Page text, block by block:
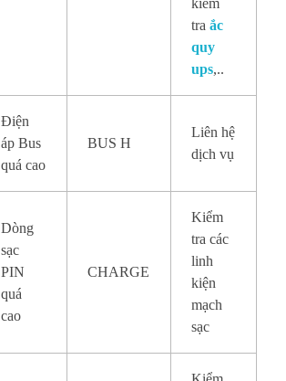
traắc
quy
ups,..
Điện
áp Bus
quá cao
BUS H
Liên hệ
dịch vụ
Dòng
sạc
PIN
quá
cao
CHARGE
Kiểm
tra các
linh
kiện
mạch
sạc